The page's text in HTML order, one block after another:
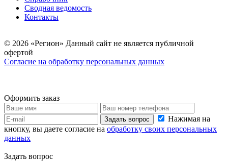
Сводная ведомость
Контакты
© 2026 «Регион» Данный сайт не является публичной
офертой
Согласие на обработку персональных данных
Оформить заказ
Задать вопрос
Нажимая на
кнопку, вы даете согласие на обработку своих персональных
данных
Задать вопрос